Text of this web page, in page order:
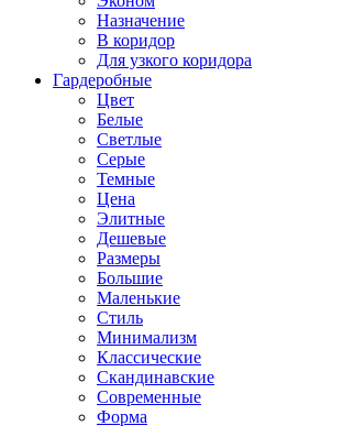
Назначение
В коридор
Для узкого коридора
Гардеробные
Цвет
Белые
Светлые
Серые
Темные
Цена
Элитные
Дешевые
Размеры
Большие
Маленькие
Стиль
Минимализм
Классические
Скандинавские
Современные
Форма